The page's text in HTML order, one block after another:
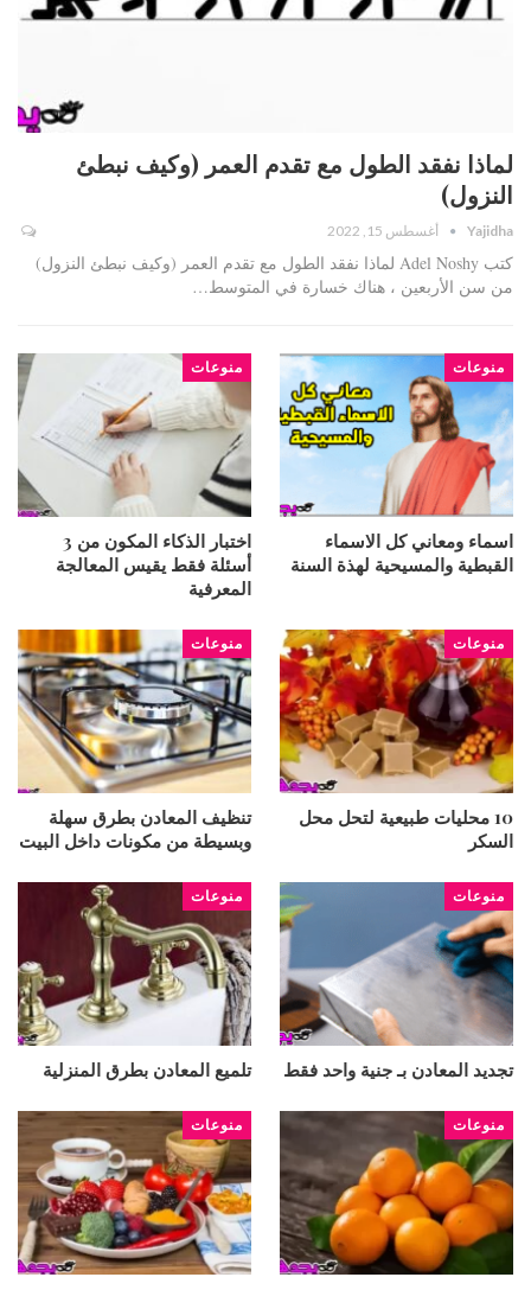
لماذا نفقد الطول مع تقدم العمر (وكيف نبطئ
النزول)
Yajidha أغسطس 15, 2022
كتب Adel Noshy لماذا نفقد الطول مع تقدم العمر (وكيف نبطئ النزول)
من سن الأربعين ، هناك خسارة في المتوسط…
منوعات
اسماء ومعاني كل الاسماء
القبطية والمسيحية لهذة السنة
منوعات
اختبار الذكاء المكون من 3
أسئلة فقط يقيس المعالجة
المعرفية
منوعات
10 محليات طبيعية لتحل محل
السكر
منوعات
تنظيف المعادن بطرق سهلة
وبسيطة من مكونات داخل البيت
منوعات
تجديد المعادن بـ جنية واحد فقط
منوعات
تلميع المعادن بطرق المنزلية
منوعات منوعات